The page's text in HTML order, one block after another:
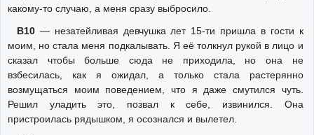
какому-то случаю, а меня сразу выбросило.
В10— незатейливая девчушка лет 15-ти пришла в гости к
моим, но стала меня подкалывать. Я её толкнул рукой в лицо и
сказал чтобы больше сюда не приходила, но она не
взбесилась, как я ожидал, а только стала растерянно
возмущаться моим поведением, что я даже смутился чуть.
Решил уладить это, позвал к себе, извинился. Она
пристроилась рядышком, я осознался и вылетел.